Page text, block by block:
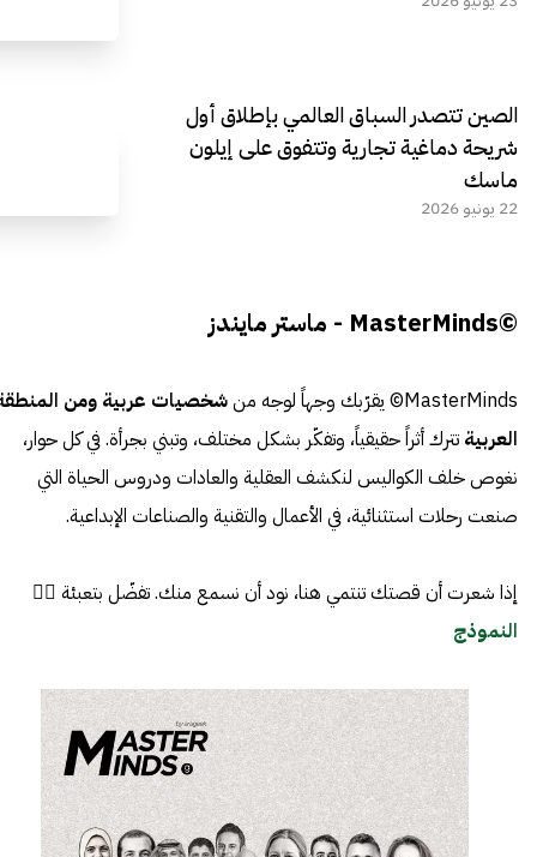
الصين تتصدر السباق العالمي بإطلاق أول
شريحة دماغية تجارية وتتفوق على إيلون
ماسك
22 يونيو 2026
©MasterMinds - ماستر مايندز
MasterMinds© يقرّبك وجهاً لوجه من
شخصيات عربية ومن
العربية تترك أثراً حقيقياً، وتفكّر بشكل مختلف، وتبني بجرأة. في كل حوار،
نغوص خلف الكواليس لنكشف العقلية والعادات ودروس الحياة التي
صنعت رحلات استثنائية، في الأعمال والتقنية والصناعات الإبداعية.
إذا شعرت أن قصتك تنتمي هنا، نود أن نسمع منك. تفضّل بتعبئة 👈🏼
النموذج